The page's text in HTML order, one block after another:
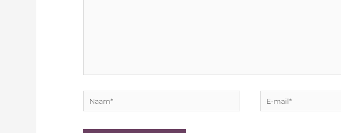
Naam*
E-
mail*